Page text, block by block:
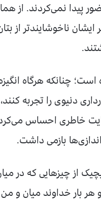
نمی‌کردند. از همان
ناخوشایندتر از
چنانکه هرگاه
دنیوی را تجربه
خاطری احساس
بازمی ‌داشت.
از چیزهایی که در
هر بار خداوند میان و